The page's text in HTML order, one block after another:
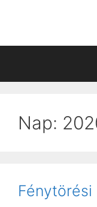
Nap:
Fénytörési